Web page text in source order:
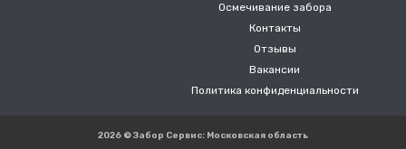
Осмечивание забора
Контакты
Отзывы
Вакансии
Политика конфиденциальности
2026 © Забор Сервис: Московская область